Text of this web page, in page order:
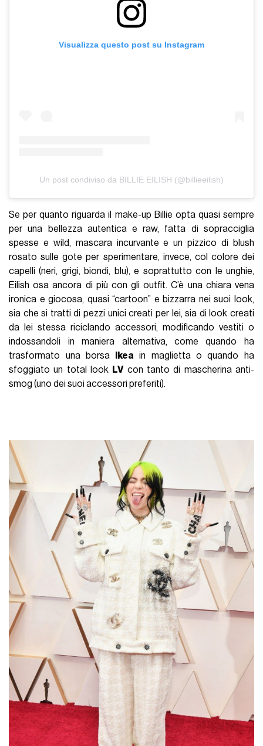
Visualizza questo post su Instagram
Un post condiviso da BILLIE EILISH (@billieeilish)
Se per quanto riguarda il make-up Billie opta quasi sempre
per una bellezza autentica e raw, fatta di sopracciglia
spesse e wild, mascara incurvante e un pizzico di blush
rosato sulle gote per sperimentare, invece, col colore dei
capelli (neri, grigi, biondi, blu), e soprattutto con le unghie,
Eilish osa ancora di più con gli outfit. C’è una chiara vena
ironica e giocosa, quasi “cartoon” e bizzarra nei suoi look,
sia che si tratti di pezzi unici creati per lei, sia di look creati
da lei stessa riciclando accessori, modificando vestiti o
indossandoli in maniera alternativa, come quando ha
trasformato una borsa Ikeain maglietta o quando ha
sfoggiato un total look LV con tanto di mascherina anti-
smog (uno dei suoi accessori preferiti).